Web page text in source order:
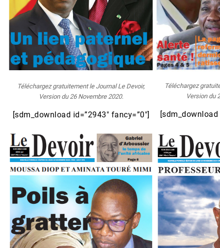
Téléchargez gratuitement le Journal Le Devoir,
Version du 26 Novembre 2020.
[sdm_download id=”2943″ fancy=”0″]
Téléchargez
Version du
[sdm_download